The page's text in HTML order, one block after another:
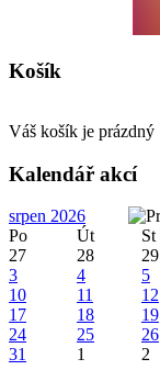
Košík
Váš košík je prázdný
Kalendář akcí
srpen 2026
Po
Út St
27
28 29
3
4 5
10
11 12
17
18 19
24
25 26
31
1 2